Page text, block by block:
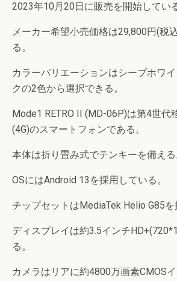
2023年10月20日に販売を開始してい
メーカー希望小売価格は29,800円(税
る。
カラーバリエーションはシープホワ
クの2色から選択できる。
Mode1 RETRO II (MD-06P)は第4世代
(4G)のスマートフォンである。
本体は折り畳み式でテンキーを備える
OSにはAndroid 13を採用している。
チップセットはMediaTek Helio G85を
ディスプレイは約3.5インチ
る。
カメラはリアに約4800万画素CMOS